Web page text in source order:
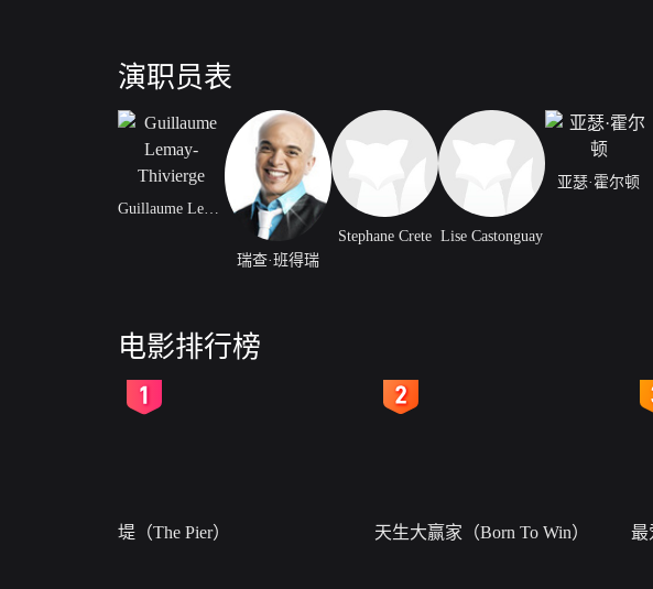
演职员表
Guillaume Lemay-Thivierge
瑞查·班得瑞
Stephane Crete Lise Castonguay
亚瑟·霍尔顿
电影排行榜
堤（The Pier） 天生大赢家（Born To Win） 最